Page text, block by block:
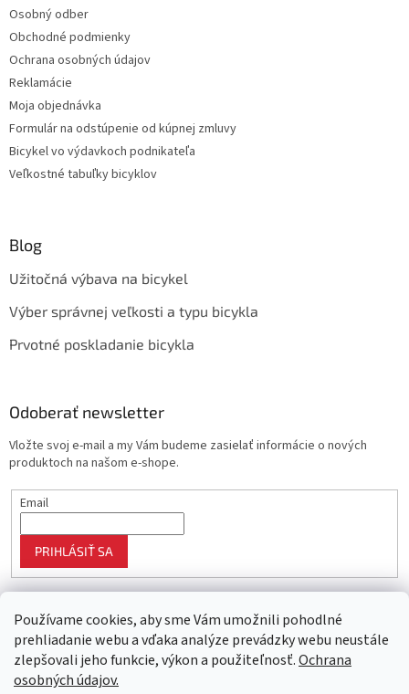
Používame cookies, aby sme Vám umožnili pohodlné
prehliadanie webu a vďaka analýze prevádzky webu neustále
zlepšovali jeho funkcie, výkon a použiteľnosť.Ochrana
osobných údajov.
Osobný odber
Obchodné podmienky
Ochrana osobných údajov
Reklamácie
Moja objednávka
Formulár na odstúpenie od kúpnej zmluvy
Bicykel vo výdavkoch podnikateľa
Veľkostné tabuľky bicyklov
Blog
Užitočná výbava na bicykel
Výber správnej veľkosti a typu bicykla
Prvotné poskladanie bicykla
Odoberať newsletter
Vložte svoj e-mail a my Vám budeme zasielať informácie o nových
produktoch na našom e-shope.
Email
PRIHLÁSIŤ SA